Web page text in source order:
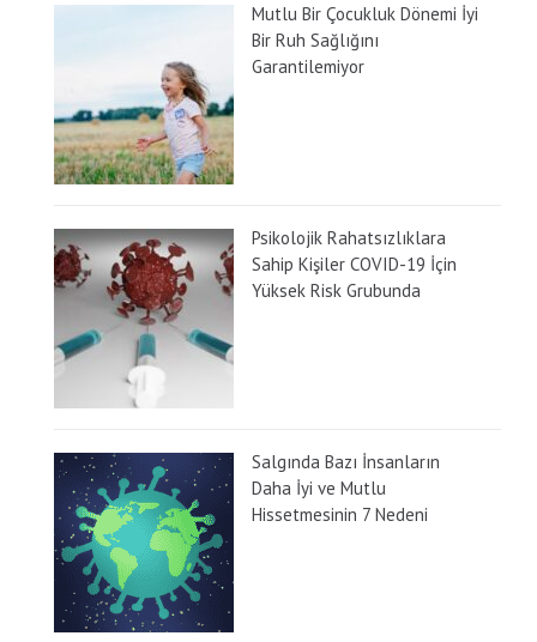
Mutlu Bir Çocukluk Dönemi İyi
Bir Ruh Sağlığını
Garantilemiyor
Psikolojik Rahatsızlıklara
Sahip Kişiler COVID-19 İçin
Yüksek Risk Grubunda
Salgında Bazı İnsanların
Daha İyi ve Mutlu
Hissetmesinin 7 Nedeni